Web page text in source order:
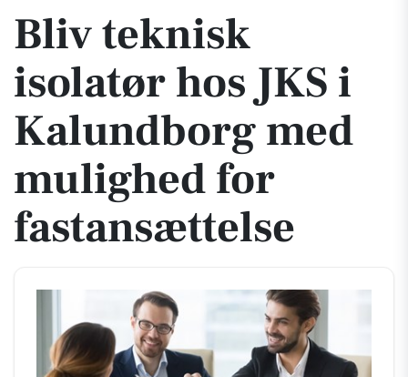
Bliv teknisk
isolatør hos JKS i
Kalundborg med
mulighed for
fastansættelse